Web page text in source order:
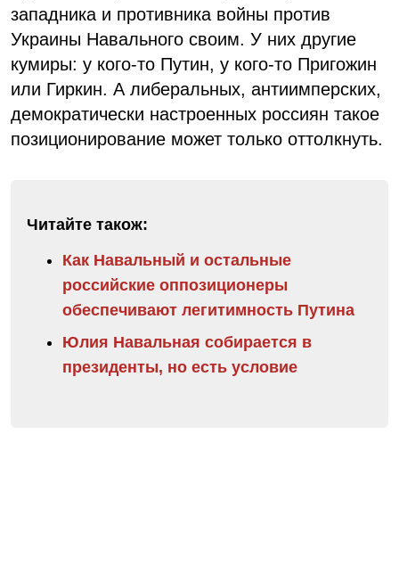
западника и противника войны против
Украины Навального своим. У них другие
кумиры: у кого-то Путин, у кого-то Пригожин
или Гиркин. А либеральных, антиимперских,
демократически настроенных россиян такое
позиционирование может только оттолкнуть.
Читайте також:
Как Навальный и остальные
российские оппозиционеры
обеспечивают легитимность Путина
Юлия Навальная собирается в
президенты, но есть условие